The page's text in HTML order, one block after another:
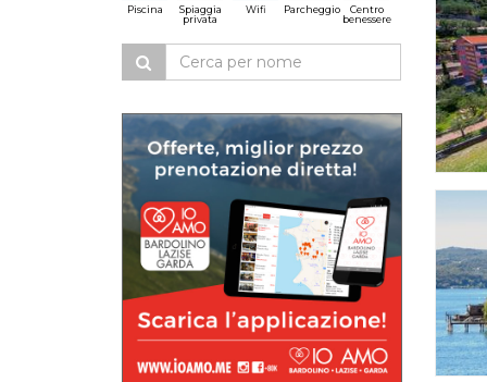
Piscina
Spiaggia
privata
Wifi Parcheggio
Centro
benessere